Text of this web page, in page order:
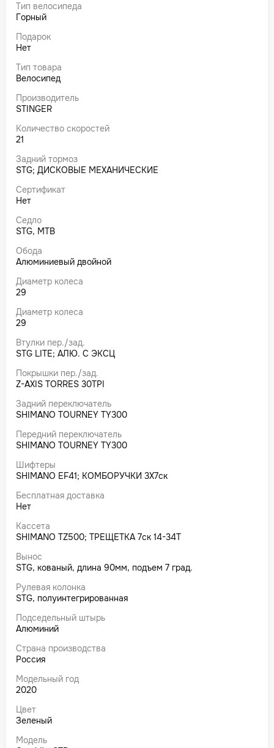
Тип велосипеда
Горный
Подарок
Нет
Тип товара
Велосипед
Производитель
STINGER
Количество скоростей
21
Задний тормоз
STG; ДИСКОВЫЕ МЕХАНИЧЕСКИЕ
Сертификат
Нет
Седло
STG, MTB
Обода
Алюминиевый двойной
Диаметр колеса
29
Диаметр колеса
29
Втулки пер./зад.
STG LITE; АЛЮ. С ЭКСЦ
Покрышки пер./зад.
Z-AXIS TORRES 30TPI
Задний переключатель
SHIMANO TOURNEY TY300
Передний переключатель
SHIMANO TOURNEY TY300
Шифтеры
SHIMANO EF41; КОМБОРУЧКИ 3X7ск
Бесплатная доставка
Нет
Кассета
SHIMANO TZ500; ТРЕЩЕТКА 7ск 14-34T
Вынос
STG, кованый, длина 90мм, подъем 7 град.
Рулевая колонка
STG, полуинтегрированная
Подседельный штырь
Алюминий
Страна производства
Россия
Модельный год
2020
Цвет
Зеленый
Модель